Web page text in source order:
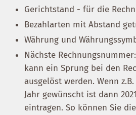
Gerichtstand - für die
Bezahlarten mit Abstand
Währung und
Nächste
kann ein Sprung bei den
ausgelöst werden. Wenn
Jahr gewünscht ist dann
eintragen. So können Sie